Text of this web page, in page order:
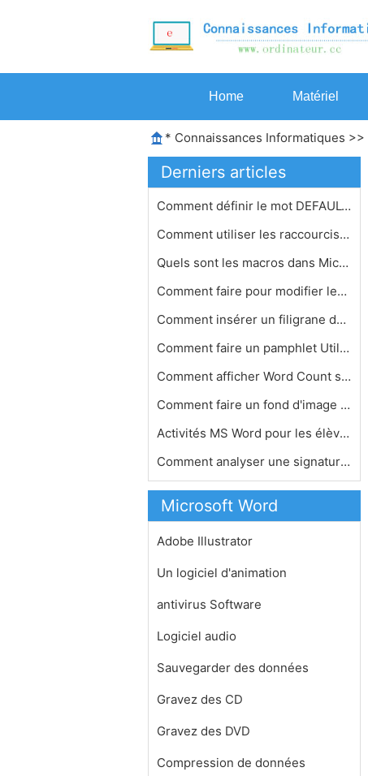
Home Matériel
* Connaissances Informatiques >>
Derniers articles
Comment définir le mot DEFAULT MS r…
Comment utiliser les raccourcis de s…
Quels sont les macros dans Microsoft…
Comment faire pour modifier les para…
Comment insérer un filigrane dans M…
Comment faire un pamphlet Utilisatio…
Comment afficher Word Count sur ​​do…
Comment faire un fond d'image dans M…
Activités MS Word pour les élèves…
Comment analyser une signature pour …
Microsoft Word
Adobe Illustrator
Un logiciel d'animation
antivirus Software
Logiciel audio
Sauvegarder des données
Gravez des CD
Gravez des DVD
Compression de données